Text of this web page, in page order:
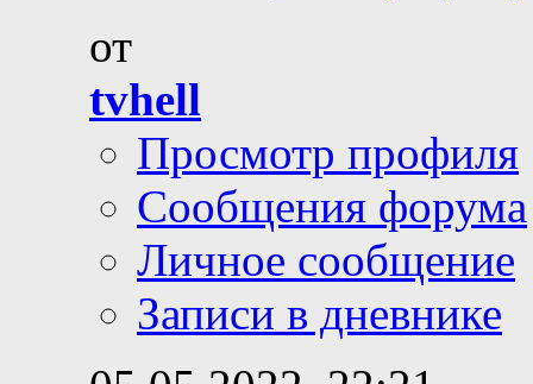
от
tvhell
Просмотр профиля
Сообщения форума
Личное сообщение
Записи в дневнике